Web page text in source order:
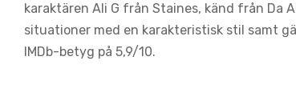
karaktären Ali G från Staines, känd från Da
situationer med en karakteristisk stil samt
IMDb-betyg på 5,9/10.